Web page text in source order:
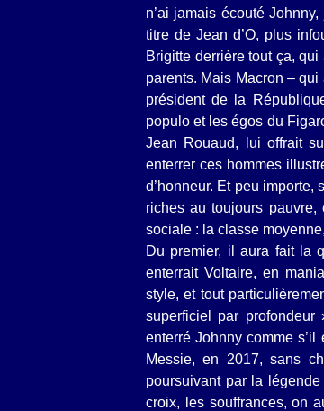
n’ai jamais écouté
titre de Jean d’O, plus
Brigitte derrière tout ça,
parents. Mais Macron –
président de la
populo et les égos du
Jean Rouaud, lui offrait
enterrer ces hommes
d’honneur. Et peu importe,
riches au toujours pauvre,
sociale : la classe
Du premier, il aura fait la
enterrait Voltaire, en
style, et tout
superficiel par
enterré Johnny comme
Messie, en 2017, sans
poursuivant par la
croix, les souffrances, on